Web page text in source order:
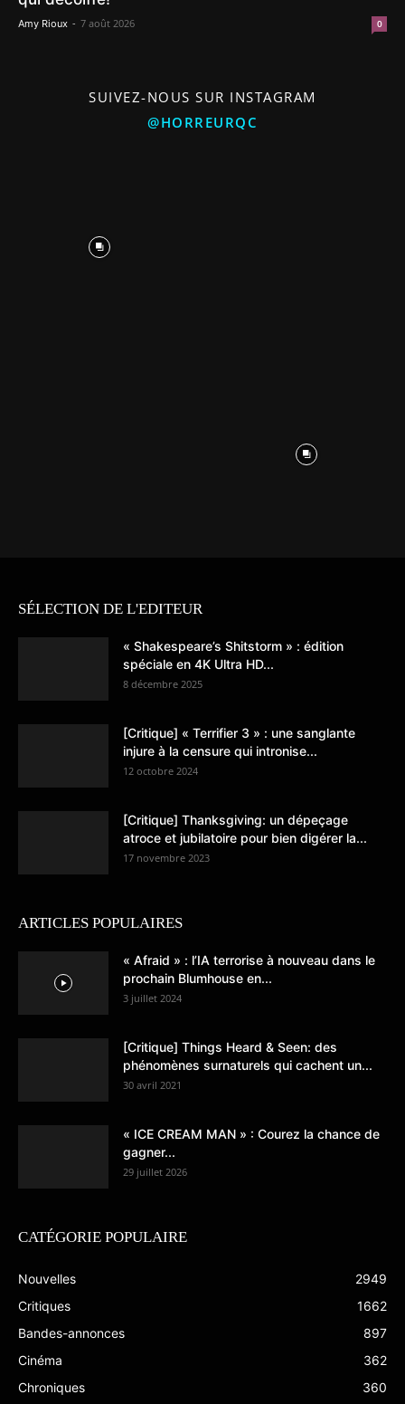
Amy Rioux - 7 août 2026 0
SUIVEZ-NOUS SUR INSTAGRAM
@HORREURQC
SÉLECTION DE L'EDITEUR
« Shakespeare’s Shitstorm » : édition
spéciale en 4K Ultra HD...
8 décembre 2025
[Critique] « Terrifier 3 » : une sanglante
injure à la censure qui intronise...
12 octobre 2024
[Critique] Thanksgiving: un dépeçage
atroce et jubilatoire pour bien digérer la...
17 novembre 2023
ARTICLES POPULAIRES
« Afraid » : l’IA terrorise à nouveau dans le
prochain Blumhouse en...
3 juillet 2024
[Critique] Things Heard & Seen: des
phénomènes surnaturels qui cachent un...
30 avril 2021
« ICE CREAM MAN » : Courez la chance de
gagner...
29 juillet 2026
CATÉGORIE POPULAIRE
Nouvelles
2949
Critiques
1662
Bandes-annonces
897
Cinéma
362
Chroniques
360